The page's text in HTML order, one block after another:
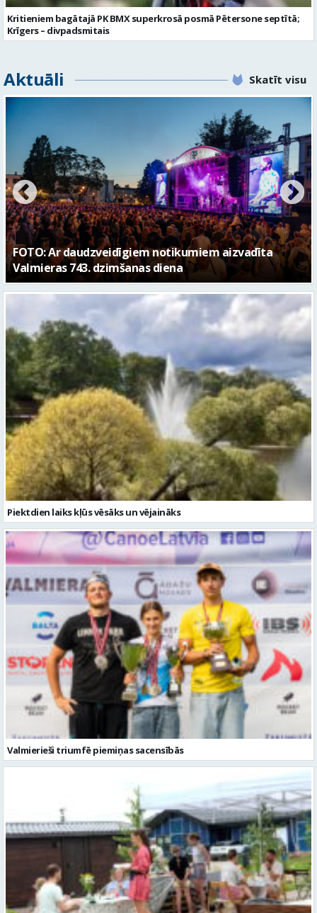
Kritieniem bagātajā PK BMX superkrosā posmā Pētersone septītā;
Krīgers – divpadsmitais
Aktuāli Skatīt visu
FOTO: Valmieras pilsētas svētku gājiens 2026
Piektdien laiks kļūs vēsāks un vējaināks
Valmierieši triumfē piemiņas sacensībās